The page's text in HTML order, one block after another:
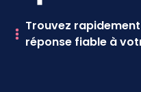
Trouvez
réponse fiable à